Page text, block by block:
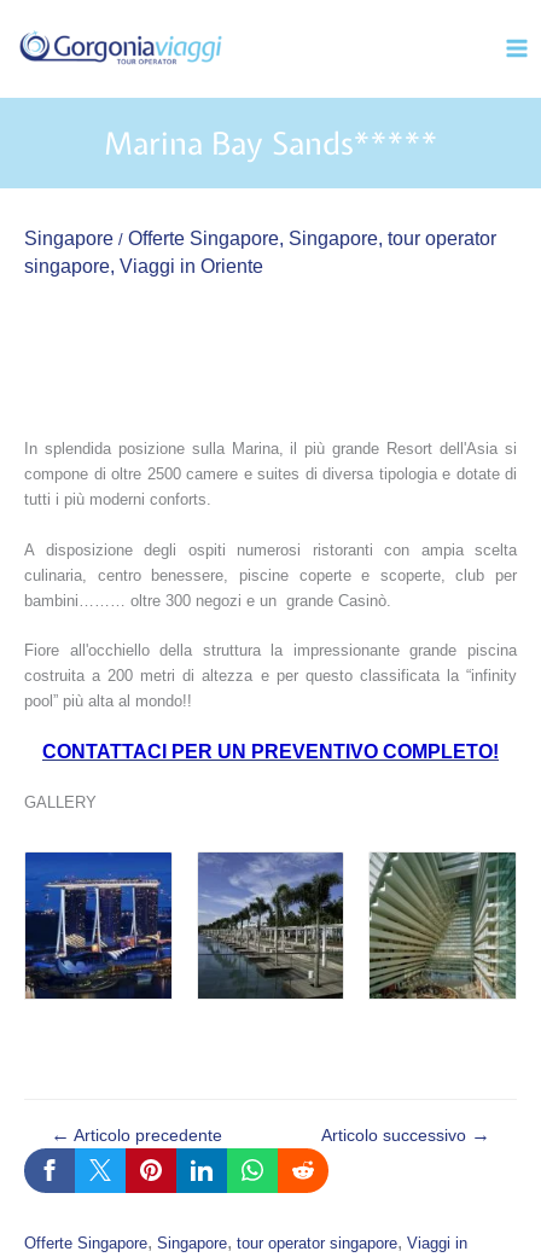
contenuto
Marina Bay Sands*****
Singapore / Offerte Singapore, Singapore, tour operator
singapore, Viaggi in Oriente
In splendida posizione sulla Marina, il più grande Resort dell'Asia si
compone di oltre 2500 camere e suites di diversa tipologia e dotate di
tutti i più moderni conforts.
A disposizione degli ospiti numerosi ristoranti con ampia scelta
culinaria, centro benessere, piscine coperte e scoperte, club per
bambini……… oltre 300 negozi e un grande Casinò.
Fiore all'occhiello della struttura la impressionante grande piscina
costruita a 200 metri di altezza e per questo classificata la “infinity
pool” più alta al mondo!!
CONTATTACI PER UN PREVENTIVO COMPLETO!
GALLERY
← Articolo precedente Articolo successivo →
Offerte Singapore, Singapore, tour operator singapore, Viaggi in